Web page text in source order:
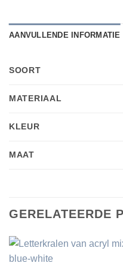
AANVULLENDE INFORMATIE
SOORT
MATERIAAL
KLEUR
MAAT
GERELATEERDE